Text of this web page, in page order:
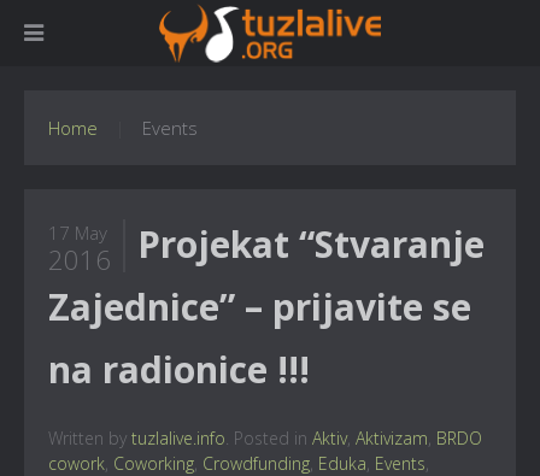
Home Events
17 May
2016
Projekat “Stvaranje
Zajednice” – prijavite se
na radionice !!!
Written by tuzlalive.info. Posted in Aktiv, Aktivizam, BRDO
cowork, Coworking, Crowdfunding, Eduka, Events,